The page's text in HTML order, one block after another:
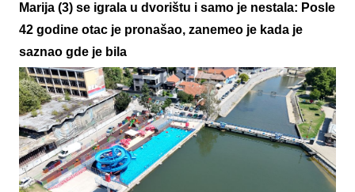
Marija (3) se igrala u dvorištu i samo je nestala: Posle
42 godine otac je pronašao, zanemeo je kada je
saznao gde je bila